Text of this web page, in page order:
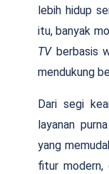
lebih hidup
itu, banyak
TVberbasis
mendukung
Dari segi
layanan
yang
fitur modern,